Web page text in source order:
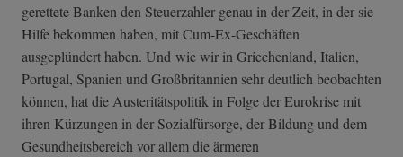
gerettete Banken den Steuerzahler genau in der Zeit, in der sie
Hilfe bekommen haben, mit Cum-Ex-Geschäften
ausgeplündert haben. Und wie wir in Griechenland, Italien,
Portugal, Spanien und Großbritannien sehr deutlich beobachten
können, hat die Austeritätspolitik in Folge der Eurokrise mit
ihren Kürzungen in der Sozialfürsorge, der Bildung und dem
Gesundheitsbereich vor allem die ärmeren